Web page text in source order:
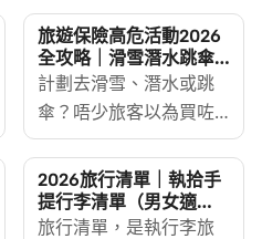
旅遊保險高危活動2026
全攻略｜滑雪潛水跳傘
受保條件及索償重點
計劃去滑雪、潛水或跳
傘？唔少旅客以為買咗
旅遊保險就萬事大吉，
但根據保險業監管局的
消費者指引，旅遊保險
未必會保障高風險活動
2026旅行清單｜執拾手
提行李清單（男女適
用）
旅行清單，是執行李旅